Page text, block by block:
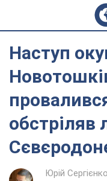
Наступ
обстріляв
Юрій Сергієнко